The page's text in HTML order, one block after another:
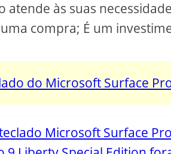
às suas
compra; É um
do Microsoft Surface